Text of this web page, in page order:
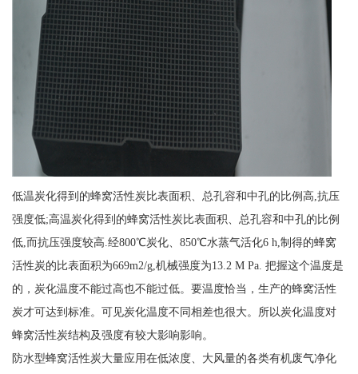
低温炭化得到的蜂窝活性炭比表面积、总孔容和中孔的比例高,抗压
强度低;高温炭化得到的蜂窝活性炭比表面积、总孔容和中孔的比例
低,而抗压强度较高.经800℃炭化、850℃水蒸气活化6 h,制得的蜂窝
活性炭的比表面积为669m2/g,机械强度为13.2 M Pa. 把握这个温度是
的，炭化温度不能过高也不能过低。要温度恰当，生产的蜂窝活性
炭才可达到标准。可见炭化温度不同相差也很大。所以炭化温度对
蜂窝活性炭结构及强度有较大影响影响。
防水型蜂窝活性炭大量应用在低浓度、大风量的各类有机废气净化